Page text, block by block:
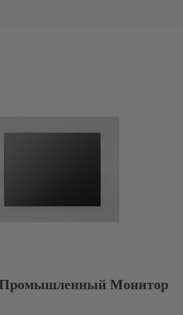
Монитор